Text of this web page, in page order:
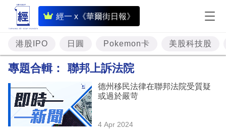
經一 x《華爾街日報》
即
時
財
經
投
資
港股IPO 日圓 Pokemon卡 美股科技股
專題合輯： 聯邦上訴法院
德州移民法律在聯邦法院受質疑
或過於嚴苛
4 Apr 2024